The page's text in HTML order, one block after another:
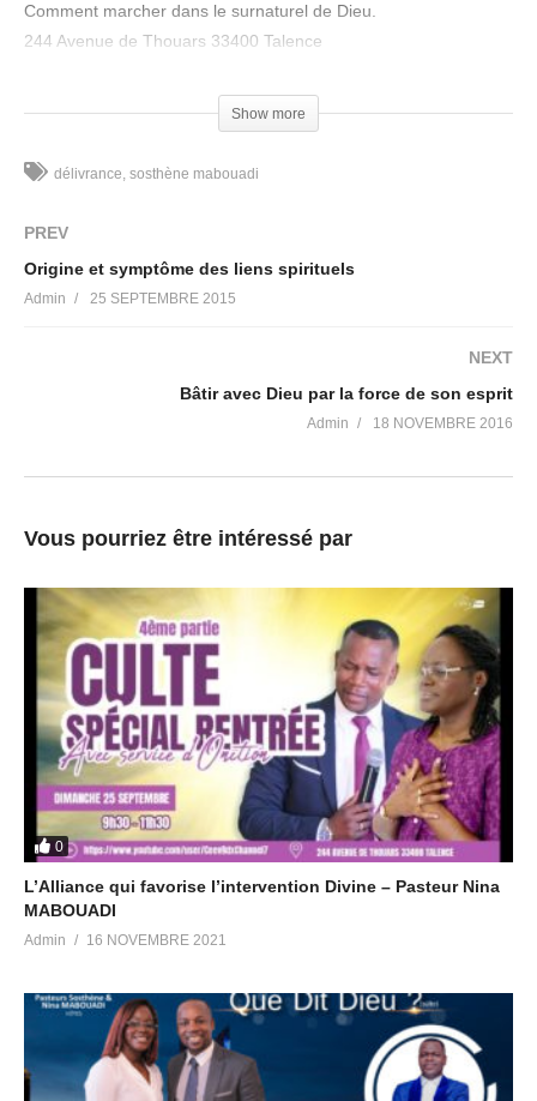
Comment marcher dans le surnaturel de Dieu.
244 Avenue de Thouars 33400 Talence
(Visited 90 times, 1 visits today)Show more
délivrance sosthène mabouadi
PREV
Origine et symptôme des liens spirituels
Admin 25 SEPTEMBRE 2015
NEXT
Bâtir avec Dieu par la force de son esprit
Admin 18 NOVEMBRE 2016
Vous pourriez être intéressé par
0
L’Alliance qui favorise l’intervention Divine – Pasteur Nina
MABOUADI
Admin 16 NOVEMBRE 2021